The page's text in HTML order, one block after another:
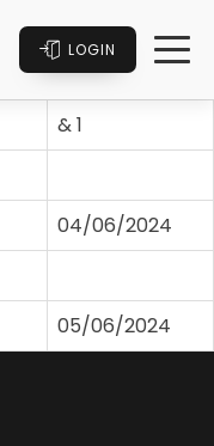
LOGIN
& 1
04/06/2024
05/06/2024